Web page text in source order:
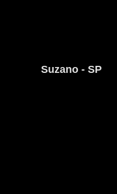
Suzano - SP